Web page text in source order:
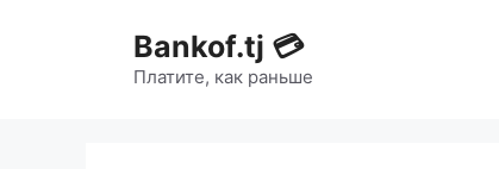
Bankof.tj 💳
Платите, как раньше